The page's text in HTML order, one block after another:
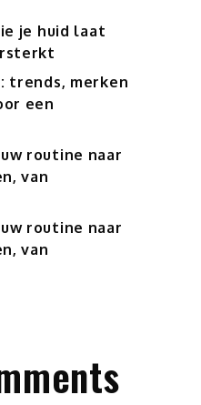
je huid laat
trends, merken
een
routine naar
van
routine naar
van